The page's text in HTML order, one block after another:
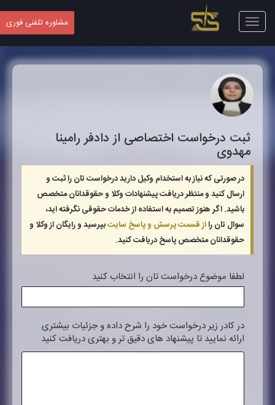
Toggle
navigation
مشاوره تلفنی فوری
ثبت درخواست اختصاصی از دادفررامینا
مهدوی
در صورتی که نیاز به استخدام وکیل دارید درخواست تان را ثبت و
ارسال کنید و منتظر دریافت پیشنهادات وکلا و حقوقدانان متخصص
باشید. اگر هنوز تصمیم به استفاده از خدمات حقوقی نگرفته اید،
سوال تان رااز قسمت پرسش و پاسخ سایتبپرسید و رایگان از وکلا و
حقوقدانان متخصص پاسخ دریافت کنید.
لطفا موضوع درخواست تان را انتخاب کنید
در کادر زیر درخواست خود را شرح داده و جزئیات بیشتری
ارائه نمایید تا پیشنهاد های دقیق تر و بهتری دریافت کنید